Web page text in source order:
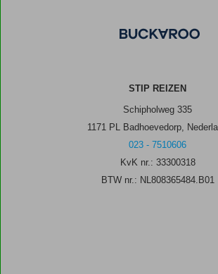
STIP REIZEN
Schipholweg 335
1171 PL Badhoevedorp,
023 - 7510606
KvK nr.: 33300318
BTW nr.: NL808365484.B01